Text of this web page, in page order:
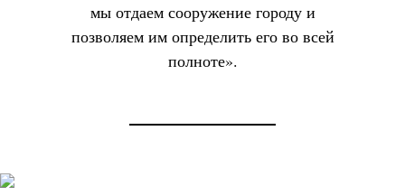
мы отдаем сооружение городу и
позволяем им определить его во всей
полноте».